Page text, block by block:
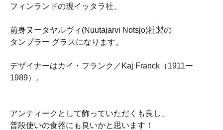
フィンランドの現イッタラ社、
前身ヌータヤルヴィ(Nuutajarvi Notsjo)社製の
タンブラー グラスになります。
デザイナーはカイ・フランク／Kaj Franck（1911ー
1989）。
アンティークとして飾っていただくも良し、
普段使いの食器にも良いかと思います！